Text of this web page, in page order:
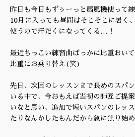
昨日も今日もずぅーっと扇風機使って練
10月に入っても昼間はそこそこに暑く
使うので汗だくになってくる…！
最近ちっこい練習曲ばっかに比重おい
比重にお乗り替え(笑)
先日、次回のレッスンまで長めのスパ
いる中で、今おもえば当初の師匠ご提
いなと思い、追加で短いスパンのレッ
たりなんかしたもんだから急に焦り始